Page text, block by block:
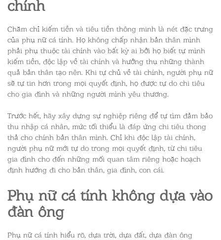
chính
Chăm chỉ kiếm tiền và tiêu tiền thông minh là nét đặc trưng
của phụ nữ cá tính. Họ không chấp nhận bản thân mình
phải phụ thuộc tài chính vào bất kỳ ai bởi họ biết tự mình
kiếm tiền, độc lập về tài chính và hưởng thụ những thành
quả bản thân tạo nên. Khi tự chủ về tài chính, người phụ nữ
sẽ tự tin hơn trong mọi quyết định, họ được tự do chi tiêu
cho gia đình và những người mình yêu thương.
Trước hết, hãy xây dựng sự nghiệp riêng để tự tìm đảm bảo
thu nhập cá nhân, mức tối thiểu là đáp ứng chi tiêu thong
thả cho chính bản thân mình. Chỉ khi độc lập tài chính,
người phụ nữ mới tự do trong mọi quyết định, từ chi tiêu
gia đình cho đến những mối quan tâm riêng hoặc hoạch
định hướng đi cho bản thân, gia đình, con cái.
Phụ nữ cá tính không dựa vào
đàn ông
Phụ nữ cá tính hiểu rõ, dựa trời, dựa đất, dựa đàn ông